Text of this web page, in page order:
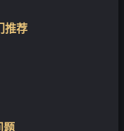
推荐
题